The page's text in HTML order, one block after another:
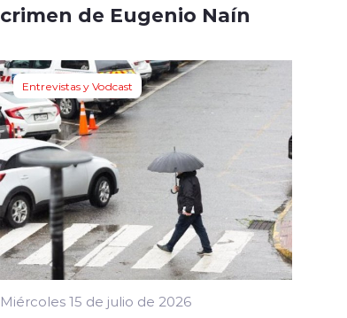
crimen de Eugenio Naín
Entrevistas y Vodcast
Miércoles 15 de julio de 2026